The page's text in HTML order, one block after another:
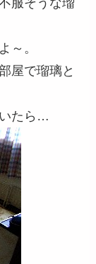
～。
屋で瑠璃と
たら…